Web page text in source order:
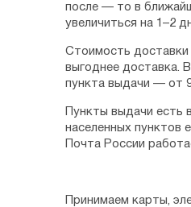
после — то в
увеличиться на 1–2
Стоимость доставки
выгоднее доставка.
пункта выдачи — от
Пункты выдачи есть
населенных пунктов
Почта России
Принимаем карты,